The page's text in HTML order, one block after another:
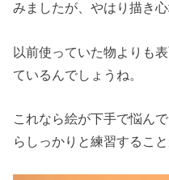
みましたが、やはり描き心
以前使っていた物よりも
ているんでしょうね。
これなら絵が下手で悩ん
らしっかりと練習するこ